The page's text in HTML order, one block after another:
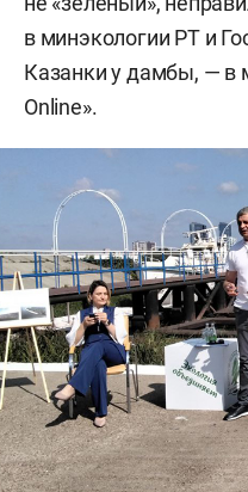
в минэкологии РТ и
Казанки у дамбы, — в
Online».